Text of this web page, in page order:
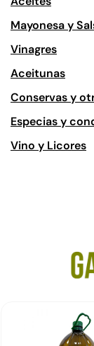
Mayonesa y
Vinagres
Aceitunas
Conservas y
Especias y
Vino y Licores